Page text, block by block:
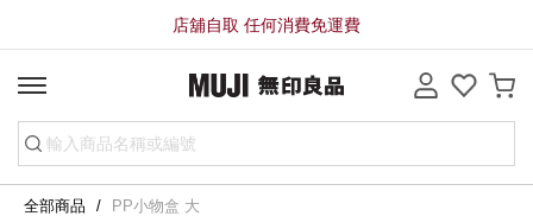
店舖自取 任何消費免運費
全部商品 PP小物盒 大